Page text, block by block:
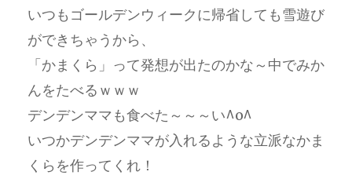
いつもゴールデンウィークに帰省しても雪遊び
ができちゃうから、
「かまくら」って発想が出たのかな～中でみか
んをたべるｗｗｗ
デンデンママも食べた～～～い^o^
いつかデンデンママが入れるような立派なかま
くらを作ってくれ！